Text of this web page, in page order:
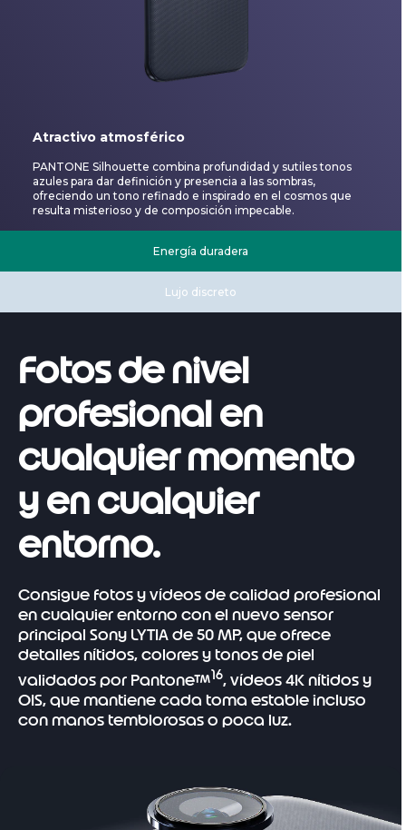
Atractivo atmosférico
PANTONE Silhouette combina profundidad y sutiles tonos
azules para dar definición y presencia a las sombras,
ofreciendo un tono refinado e inspirado en el cosmos que
resulta misterioso y de composición impecable.
Energía duradera
Lujo discreto
Fotos de nivel
profesional en
cualquier momento
y en cualquier
entorno.
Consigue fotos y vídeos de calidad profesional
en cualquier entorno con el nuevo sensor
principal Sony LYTIA de 50 MP, que ofrece
detalles nítidos, colores y tonos de piel
validados por Pantone™16, vídeos 4K nítidos y
OIS, que mantiene cada toma estable incluso
con manos temblorosas o poca luz.